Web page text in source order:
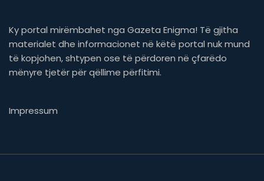
Ky portal mirëmbahet nga Gazeta Enigma! Të gjitha
materialet dhe informacionet në këtë portal nuk mund
të kopjohen, shtypen ose të përdoren në çfarëdo
mënyre tjetër për qëllime përfitimi.
Impressum